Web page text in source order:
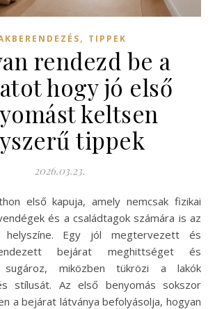
, TIPPEK
rendezd be a
hogy jó első
keltsen
tippek
2026.03.23.
és a családtagok számára is az
helyszíne. Egy jól megtervezett és
bejárat meghittséget és
sugároz, miközben tükrözi a lakók
stílusát. Az első benyomás sokszor
a bejárat látványa befolyásolja, hogyan